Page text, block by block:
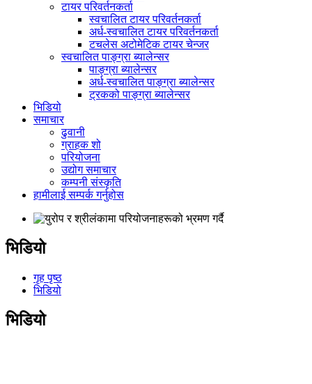
टायर परिवर्तनकर्ता
स्वचालित टायर परिवर्तनकर्ता
अर्ध-स्वचालित टायर परिवर्तनकर्ता
टचलेस अटोमेटिक टायर चेन्जर
स्वचालित पाङ्ग्रा ब्यालेन्सर
पाङ्ग्रा ब्यालेन्सर
अर्ध-स्वचालित पाङ्ग्रा ब्यालेन्सर
ट्रकको पाङ्ग्रा ब्यालेन्सर
भिडियो
समाचार
ढुवानी
ग्राहक शो
परियोजना
उद्योग समाचार
कम्पनी संस्कृति
हामीलाई सम्पर्क गर्नुहोस
भिडियो
गृह पृष्ठ
भिडियो
भिडियो